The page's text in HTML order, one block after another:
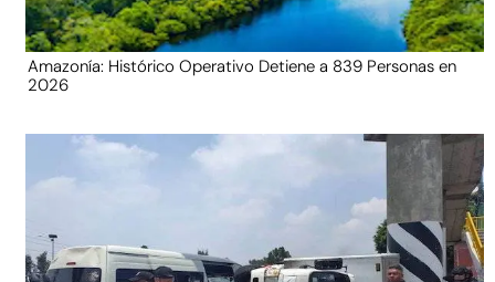
Amazonía: Histórico Operativo Detiene a 839 Personas en
2026